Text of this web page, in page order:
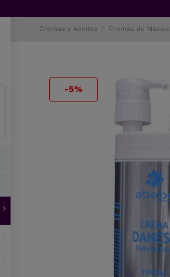
Cremas y Aceites Cremas de Masaje
-5%